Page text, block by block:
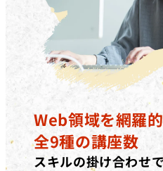
Web領域を網羅
全9種の講座数
スキルの掛け合わせ